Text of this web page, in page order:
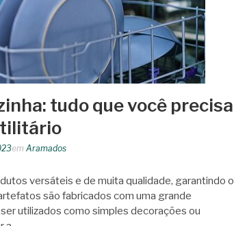
tudo que você precisa
em Aramados
versáteis e de muita qualidade, garantindo o
são fabricados com uma grande
utilizados como simples decorações ou